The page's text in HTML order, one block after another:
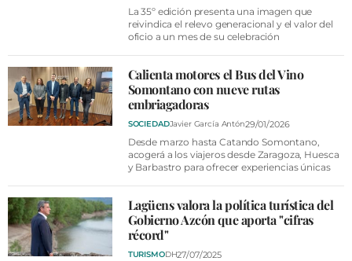
La 35º edición presenta una imagen que
reivindica el relevo generacional y el valor del
oficio a un mes de su celebración
Calienta motores el Bus del Vino
Somontano con nueve rutas
embriagadoras
SOCIEDADJavier García Antón29/01/2026
Desde marzo hasta Catando Somontano,
acogerá a los viajeros desde Zaragoza, Huesca
y Barbastro para ofrecer experiencias únicas
Lagüens valora la política turística del
Gobierno Azcón que aporta "cifras
récord"
TURISMODH27/07/2025